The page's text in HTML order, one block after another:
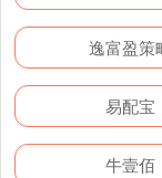
逸富盈策
易配宝
牛壹佰